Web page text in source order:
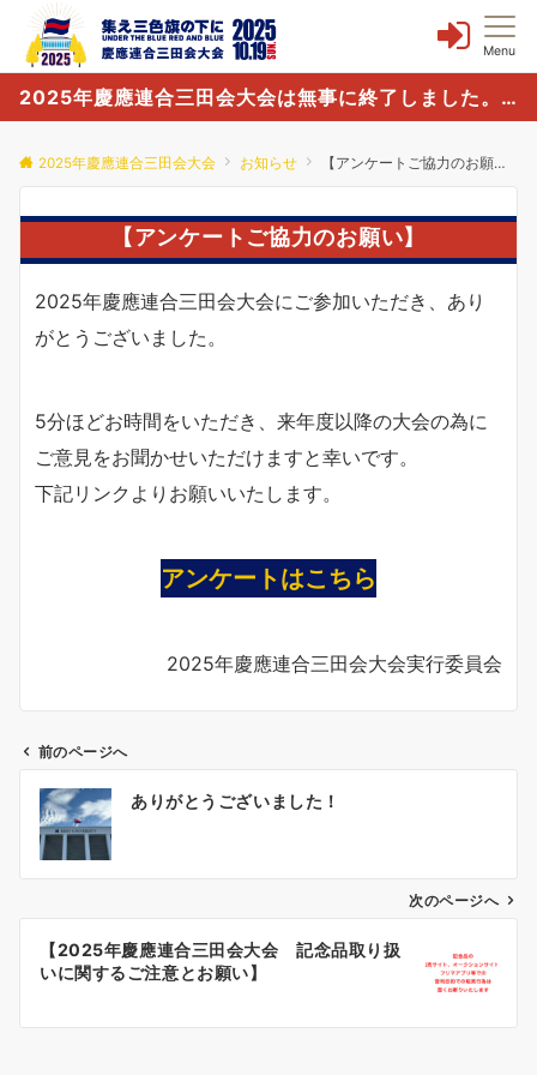
Menu
2025年慶應連合三田会大会は無事に終了しました。誠にありがとうございました。
2025年慶應連合三田会大会 お知らせ 【アンケートご協力のお願い】
【アンケートご協力のお願い】
2025年慶應連合三田会大会にご参加いただき、あり
がとうございました。
5分ほどお時間をいただき、来年度以降の大会の為に
ご意見をお聞かせいただけますと幸いです。
下記リンクよりお願いいたします。
アンケートはこちら
2025年慶應連合三田会大会実行委員会
ビ
ン
前のページへ
ありがとうございました！
次のページへ
【2025年慶應連合三田会大会 記念品取り扱
いに関するご注意とお願い】